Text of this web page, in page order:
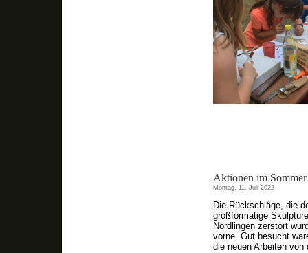
Aktionen im
Montag, 11. Juli 2022
Die Rückschläge, die
großformatige
Nördlingen zerstört
vorne. Gut besucht
die neuen Arbeiten